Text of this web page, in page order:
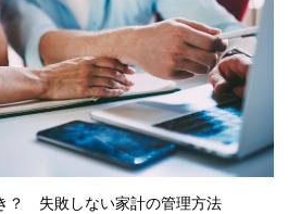
？ 失敗しない家計の管理方法